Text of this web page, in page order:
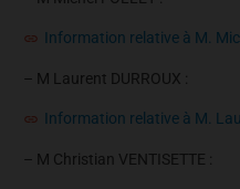
Information relative à M.
– M Laurent DURROUX :
Information relative à M.
– M Christian VENTISETTE :